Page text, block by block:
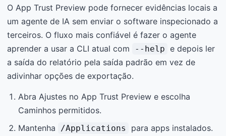
O App Trust Preview pode fornecer evidências locais a
um agente de IA sem enviar o software inspecionado a
terceiros. O fluxo mais confiável é fazer o agente
aprender a usar a CLI atual com
--help e depois ler
a saída do relatório pela saída padrão em vez de
adivinhar opções de exportação.
Abra Ajustes no App Trust Preview e escolha
Caminhos permitidos.
Mantenha
/Applications
para apps instalados.